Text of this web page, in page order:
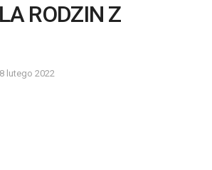
RODZIN Z
lutego 2022